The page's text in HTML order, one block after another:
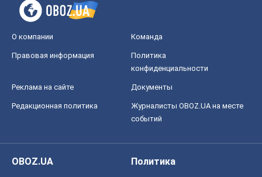
О компании Команда
Правовая информация
Политика
конфиденциальности
Реклама на сайте Документы
Редакционная политика
Журналисты OBOZ.UA на месте
событий
OBOZ.UA
Политика